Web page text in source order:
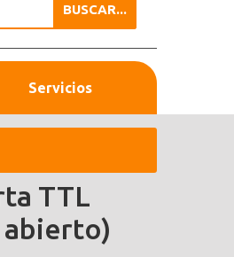
BUSCAR...
Servicios
TTL
abierto)